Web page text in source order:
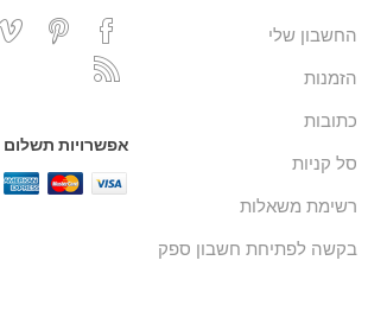
החשבון שלי
הזמנות
כתובות
סל קניות
רשימת משאלות
בקשה לפתיחת חשבון ספק
אפשרויות תשלום